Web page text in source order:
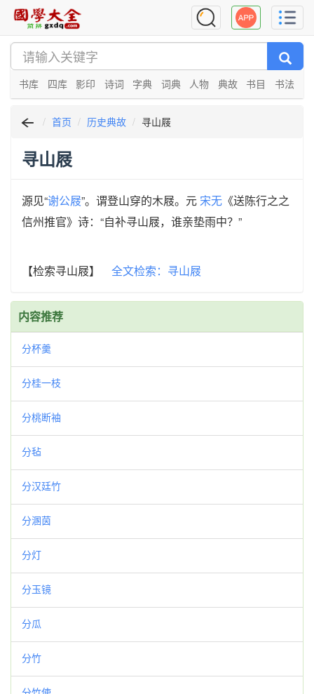
书库 四库 影印 诗词 字典 词典 人物 典故 书目 书法
首页 历史典故 寻山屐
寻山屐
源见“谢公屐”。谓登山穿的木屐。元 宋无 《送陈行之之
信州推官》诗：“自补寻山屐，谁亲垫雨中？”
【检索寻山屐】 全文检索：寻山屐
内容推荐
分杯羹
分桂一枝
分桃断袖
分毡
分汉廷竹
分溷茵
分灯
分玉镜
分瓜
分竹